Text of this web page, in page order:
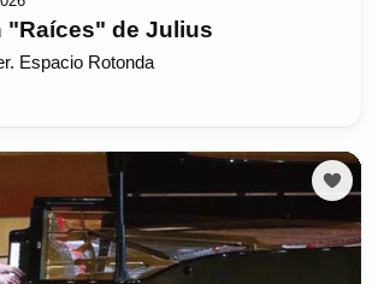
"Raíces" de Julius
Espacio Rotonda